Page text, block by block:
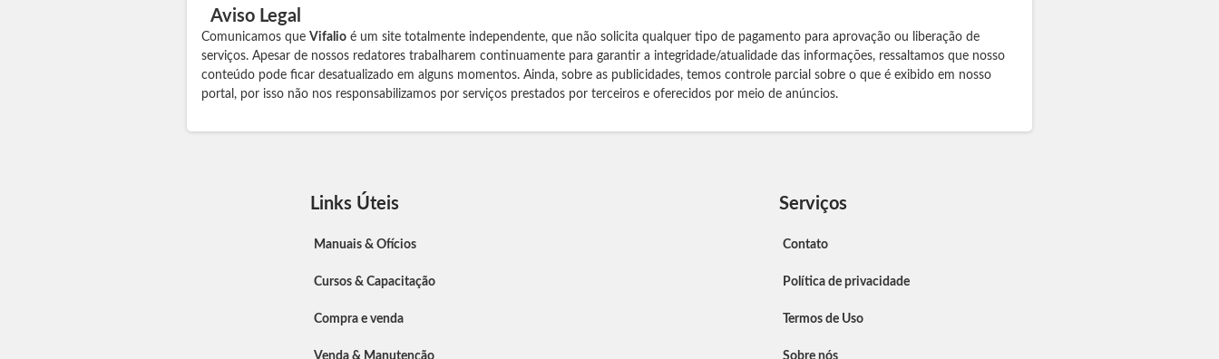
Aviso Legal
Comunicamos que Vifalio é um site totalmente independente, que não solicita qualquer tipo de pagamento para aprovação ou liberação de
serviços. Apesar de nossos redatores trabalharem continuamente para garantir a integridade/atualidade das informações, ressaltamos que nosso
conteúdo pode ficar desatualizado em alguns momentos. Ainda, sobre as publicidades, temos controle parcial sobre o que é exibido em nosso
portal, por isso não nos responsabilizamos por serviços prestados por terceiros e oferecidos por meio de anúncios.
Links Úteis
Manuais & Ofícios
Cursos & Capacitação
Compra e venda
Venda & Manutenção
Serviços
Contato
Política de privacidade
Termos de Uso
Sobre nós